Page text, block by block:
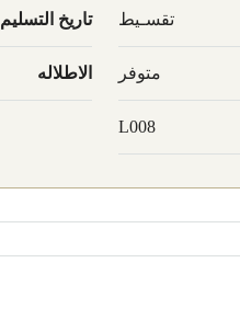
تقسـيط تاريخ التسليم
متوفر الاطلاله
L008